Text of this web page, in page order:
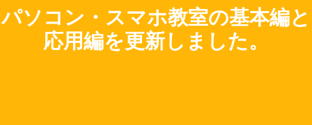
パソコン・スマホ教室の基本編と
応用編を更新しました。